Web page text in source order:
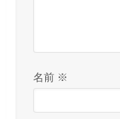
名前 ※